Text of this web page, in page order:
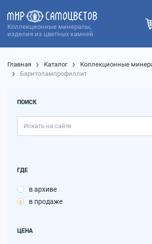
Коллекционные минералы,
изделия из цветных камней
Главная Каталог
Коллекционные
Баритолампрофиллит
ПОИСК
ГДЕ
в архиве
в продаже
ЦЕНА